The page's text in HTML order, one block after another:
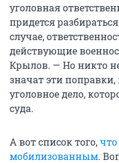
уголовная
придется
случае,
действующие
Крылов. — Но никто
значат эти поправки,
уголовное дело,
суда.
А вот список того,что
мобилизованным.